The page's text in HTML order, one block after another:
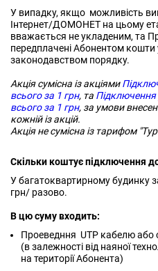
У випадку, якщо можливість
Інтернет/ДОМОНЕТ на цьому
вважається не укладеним, та
передплачені Абонентом
законодавством порядку.
Акція сумісна із акціями
всього за 1 грн, та Підключення
всього за 1 грн, за умови
кожній із акцій.
Акція не сумісна із тарифом
Скільки коштує підключення
У багатоквартирному будинку
грн/ разово.
В цю суму входить:
Проеведння UTP кабелю або
(в залежності від наяної
на території Абонента)